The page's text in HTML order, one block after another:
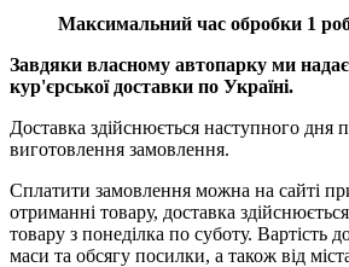
Максимальний час обробки 1
Завдяки власному автопарку ми
кур'єрської доставки по Україні.
Доставка здійснюється наступного дня
виготовлення замовлення.
Сплатити замовлення можна на сайті
отриманні товару, доставка
товару з понеділка по суботу. Вартість
маси та обсягу посилки, а також від